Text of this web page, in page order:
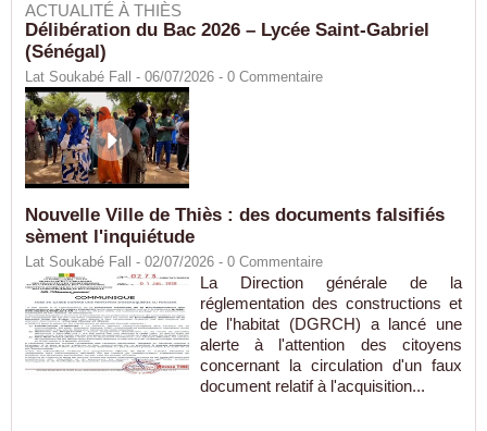
ACTUALITÉ À THIÈS
Délibération du Bac 2026 – Lycée Saint-Gabriel
(Sénégal)
Lat Soukabé Fall - 06/07/2026 - 0 Commentaire
Nouvelle Ville de Thiès : des documents falsifiés
sèment l'inquiétude
Lat Soukabé Fall - 02/07/2026 - 0 Commentaire
La Direction générale de la
réglementation des constructions et
de l'habitat (DGRCH) a lancé une
alerte à l'attention des citoyens
concernant la circulation d'un faux
document relatif à l'acquisition...